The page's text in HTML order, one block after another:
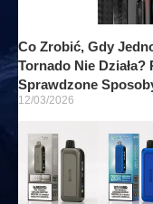
Co Zrobić, Gdy
Tornado Nie Działa?
Sprawdzone
12/03/2026